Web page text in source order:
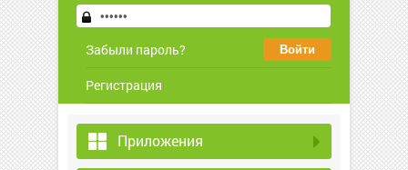
Забыли пароль?
Регистрация
Приложения